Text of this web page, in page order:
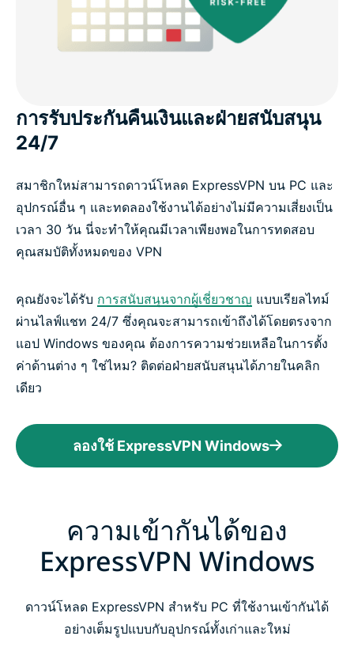
การรับประกันคืนเงินและฝ่ายสนับสนุน
24/7
สมาชิกใหม่สามารถดาวน์โหลด ExpressVPN บน PC และ
อุปกรณ์อื่น ๆ และทดลองใช้งานได้อย่างไม่มีความเสี่ยงเป็น
เวลา 30 วัน นี่จะทำให้คุณมีเวลาเพียงพอในการทดสอบ
คุณสมบัติทั้งหมดของ VPN
คุณยังจะได้รับ การสนับสนุนจากผู้เชี่ยวชาญ แบบเรียลไทม์
ผ่านไลฟ์แชท 24/7 ซึ่งคุณจะสามารถเข้าถึงได้โดยตรงจาก
แอป Windows ของคุณ ต้องการความช่วยเหลือในการตั้ง
ค่าด้านต่าง ๆ ใช่ไหม? ติดต่อฝ่ายสนับสนุนได้ภายในคลิก
เดียว
ลองใช้ ExpressVPN Windows
ความเข้ากันได้ของ
ExpressVPN Windows
ดาวน์โหลด ExpressVPN สำหรับ PC ที่ใช้งานเข้ากันได้
อย่างเต็มรูปแบบกับอุปกรณ์ทั้งเก่าและใหม่